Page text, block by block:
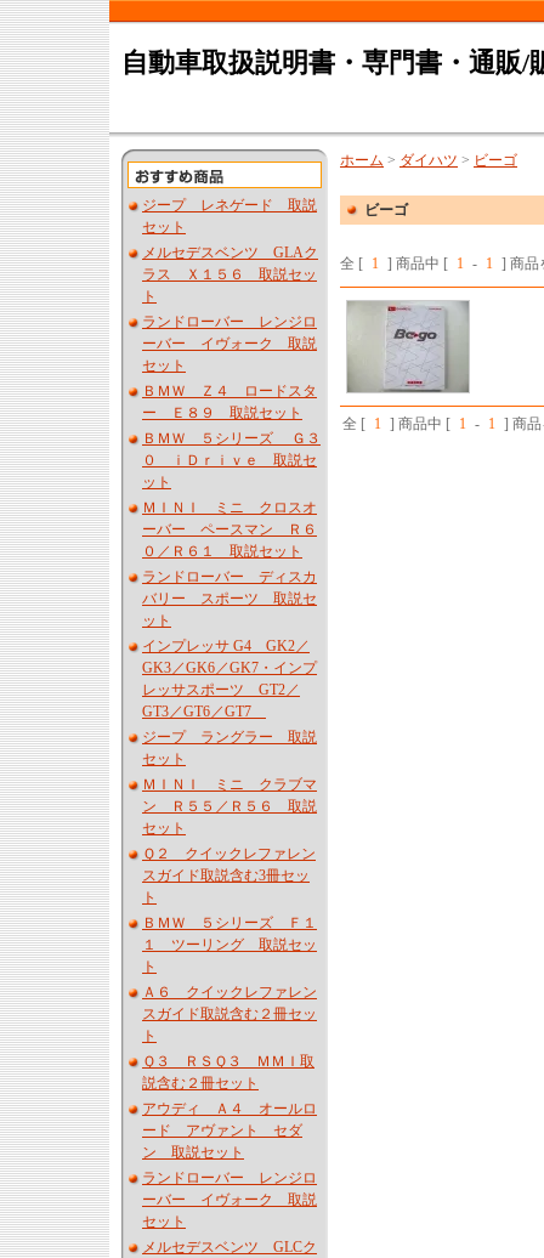
自動車取扱説明書・専門書・通販/
ジープ レネゲード 取説
セット
メルセデスベンツ GLAク
ラス Ｘ１５６ 取説セッ
ト
ランドローバー レンジロ
ーバー イヴォーク 取説
セット
ＢＭＷ Ｚ４ ロードスタ
ー Ｅ８９ 取説セット
ＢＭＷ ５シリーズ Ｇ３
０ ｉＤｒｉｖｅ 取説セ
ット
ＭＩＮＩ ミニ クロスオ
ーバー ペースマン Ｒ６
０／Ｒ６１ 取説セット
ランドローバー ディスカ
バリー スポーツ 取説セ
ット
インプレッサ G4 GK2／
GK3／GK6／GK7・インプ
レッサスポーツ GT2／
GT3／GT6／GT7
ジープ ラングラー 取説
セット
ＭＩＮＩ ミニ クラブマ
ン Ｒ５５／Ｒ５６ 取説
セット
Ｑ２ クイックレファレン
スガイド取説含む3冊セッ
ト
ＢＭＷ ５シリーズ Ｆ１
１ ツーリング 取説セッ
ト
Ａ６ クイックレファレン
スガイド取説含む２冊セッ
ト
Ｑ３ ＲＳＱ３ ＭＭＩ取
説含む２冊セット
アウディ Ａ４ オールロ
ード アヴァント セダ
ン 取説セット
ランドローバー レンジロ
ーバー イヴォーク 取説
セット
メルセデスベンツ GLCク
ホーム > ダイハツ > ビーゴ
ビーゴ
全 [ 1 ] 商品中 [ 1 - 1 ] 商品
全 [ 1 ] 商品中 [ 1 - 1 ] 商